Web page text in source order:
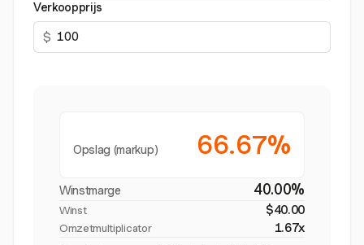
Verkoopprijs
$
Opslag (markup) 66.67%
Winstmarge 40.00%
Winst $40.00
Omzetmultiplicator 1.67x